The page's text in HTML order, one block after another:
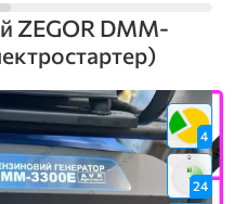
ZEGOR DMM-
4
24